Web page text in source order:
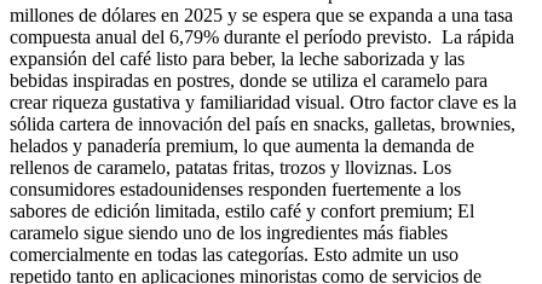
millones de dólares en 2025 y se espera que se expanda a una tasa
compuesta anual del 6,79% durante el período previsto. La rápida
expansión del café listo para beber, la leche saborizada y las
bebidas inspiradas en postres, donde se utiliza el caramelo para
crear riqueza gustativa y familiaridad visual. Otro factor clave es la
sólida cartera de innovación del país en snacks, galletas, brownies,
helados y panadería premium, lo que aumenta la demanda de
rellenos de caramelo, patatas fritas, trozos y lloviznas. Los
consumidores estadounidenses responden fuertemente a los
sabores de edición limitada, estilo café y confort premium; El
caramelo sigue siendo uno de los ingredientes más fiables
comercialmente en todas las categorías. Esto admite un uso
repetido tanto en aplicaciones minoristas como de servicios de